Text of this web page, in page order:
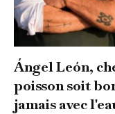
Ángel León,
poisson soit
jamais avec